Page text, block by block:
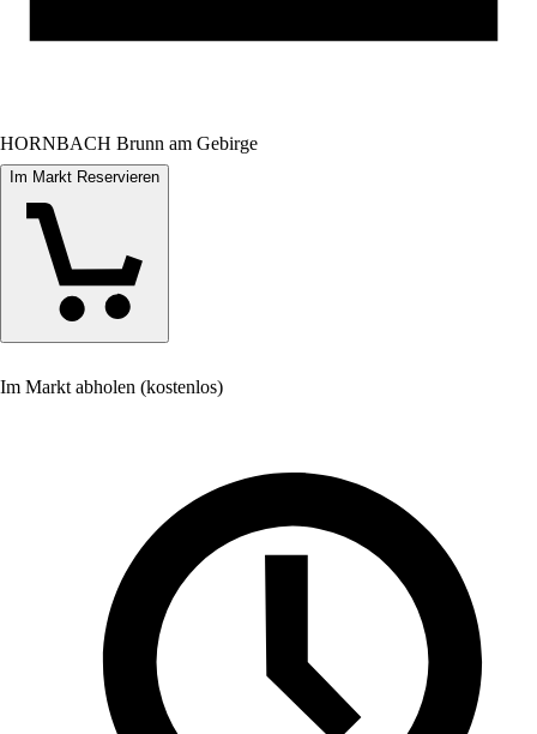
HORNBACH Brunn am Gebirge
Im Markt Reservieren
Im Markt abholen (kostenlos)